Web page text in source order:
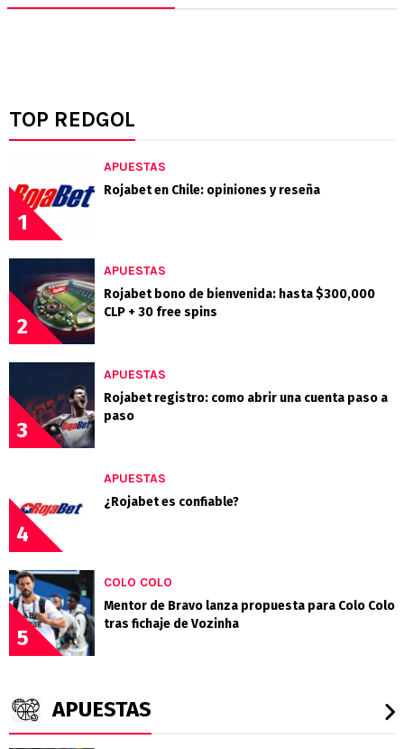
TOP REDGOL
1
APUESTAS
Rojabet en Chile: opiniones y reseña
2
APUESTAS
Rojabet bono de bienvenida: hasta $300,000
CLP + 30 free spins
3
APUESTAS
Rojabet registro: como abrir una cuenta paso a
paso
4
APUESTAS
¿Rojabet es confiable?
5
COLO COLO
Mentor de Bravo lanza propuesta para Colo Colo
tras fichaje de Vozinha
APUESTAS